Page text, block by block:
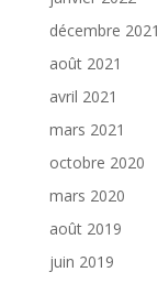
décembre 2021
août 2021
avril 2021
mars 2021
octobre 2020
mars 2020
août 2019
juin 2019